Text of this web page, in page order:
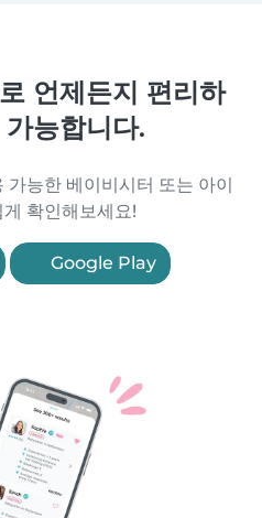
언제든지 편리하
능합니다.
가능한 베이비시터 또는 아이
확인해보세요!
Google Play